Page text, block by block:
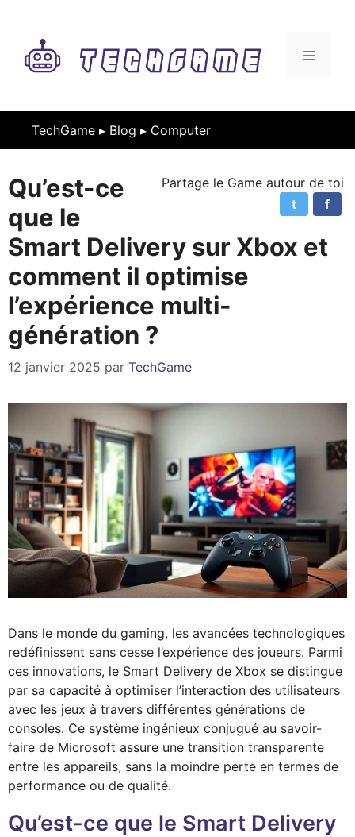
contenu
MENU
TechGame ▸ Blog ▸ Computer
Partage le Game autour de toi
f
t
Qu’est-ce
que le
Smart Delivery sur Xbox et
comment il optimise
l’expérience multi-
génération ?
12 janvier 2025 par TechGame
Dans le monde du gaming, les avancées technologiques
redéfinissent sans cesse l’expérience des joueurs. Parmi
ces innovations, le Smart Delivery de Xbox se distingue
par sa capacité à optimiser l’interaction des utilisateurs
avec les jeux à travers différentes générations de
consoles. Ce système ingénieux conjugué au savoir-
faire de Microsoft assure une transition transparente
entre les appareils, sans la moindre perte en termes de
performance ou de qualité.
Qu’est-ce que le Smart Delivery